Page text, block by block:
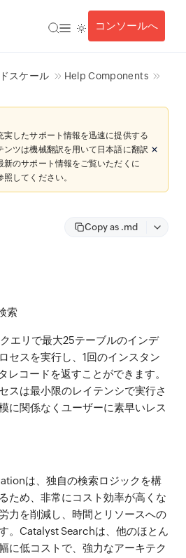
コンソールへ
スケール
Help Components
実したサポート情報を迅速に提供する
ンツは機械翻訳を用いて日本語に翻訳
新のサポート情報をご覧いただくに
してください。
Copy as .md
索
エリで最大25テーブルのインデ
セスを実行し、1回のインスタン
レコードを返すことができます。
スは最小限のレイテンシで実行さ
に関係なくユーザーに素早いレス
は、独自の検索ロジックを構
ため、非常にコスト効率が高くな
力を削減し、時間とリソースへの
。Catalyst Searchは、他のほとん
に低コストで、強力なアーキテク